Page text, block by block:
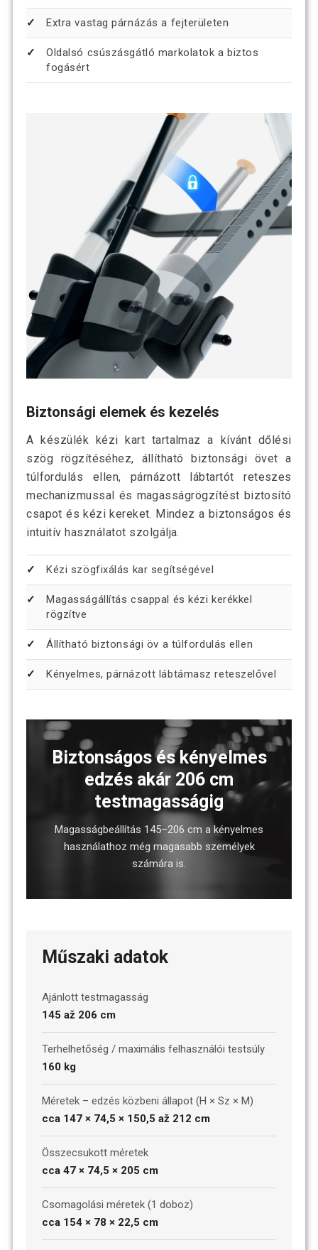
Extra vastag párnázás a fejterületen
Oldalsó csúszásgátló markolatok a biztos
fogásért
Biztonsági elemek és kezelés
A készülék kézi kart tartalmaz a kívánt dőlési
szög rögzítéséhez, állítható biztonsági övet a
túlfordulás ellen, párnázott lábtartót reteszes
mechanizmussal és magasságrögzítést biztosító
csapot és kézi kereket. Mindez a biztonságos és
intuitív használatot szolgálja.
Kézi szögfixálás kar segítségével
Magasságállítás csappal és kézi kerékkel
rögzítve
Állítható biztonsági öv a túlfordulás ellen
Kényelmes, párnázott lábtámasz reteszelővel
Biztonságos és kényelmes
edzés akár 206 cm
testmagasságig
Magasságbeállítás 145–206 cm a kényelmes
használathoz még magasabb személyek
számára is.
Műszaki adatok
Ajánlott testmagasság
145 až 206 cm
Terhelhetőség / maximális felhasználói testsúly
160 kg
Méretek – edzés közbeni állapot (H × Sz × M)
cca 147 × 74,5 × 150,5 až 212 cm
Összecsukott méretek
cca 47 × 74,5 × 205 cm
Csomagolási méretek (1 doboz)
cca 154 × 78 × 22,5 cm